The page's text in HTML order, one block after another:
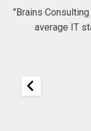
"Brains
average IT